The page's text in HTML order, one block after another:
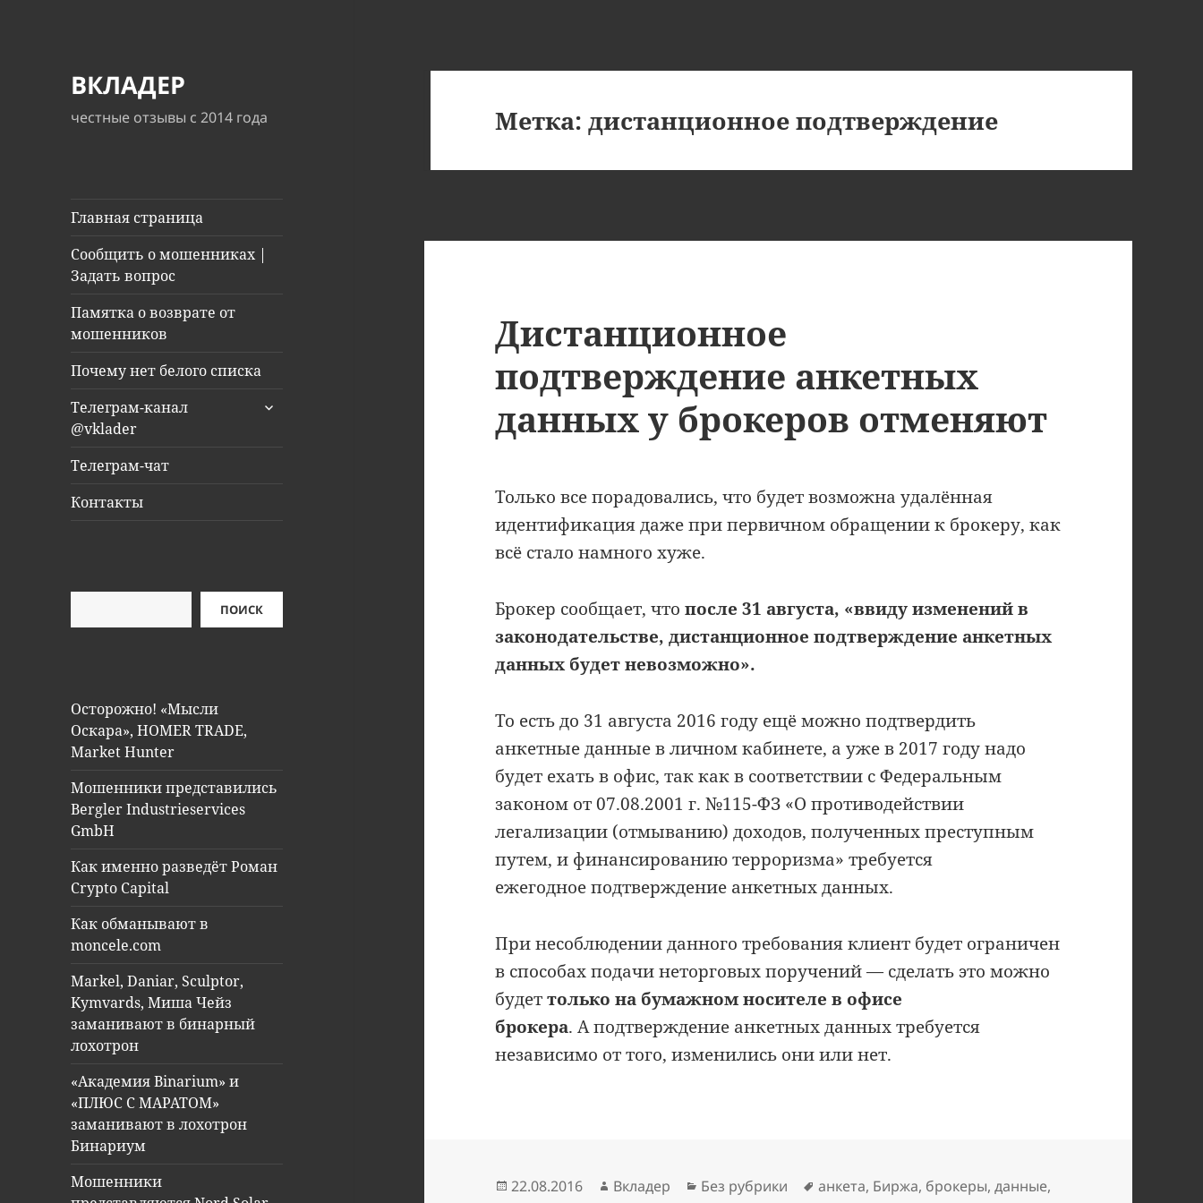
ВКЛАДЕР
честные отзывы с 2014 года
Главная страница
Сообщить о мошенниках |
Задать вопрос
Памятка о возврате от
мошенников
Почему нет белого списка
Телеграм-канал
@vklader
раскрыть
Телеграм-чат
Контакты
ПОИСК
Осторожно! «Мысли
Оскара», HOMER TRADE,
Market Hunter
Мошенники представились
Bergler Industrieservices
GmbH
Как именно разведёт Роман
Crypto Capital
Как обманывают в
moncele.com
Markel, Daniar, Sculptor,
Kymvards, Миша Чейз
заманивают в бинарный
лохотрон
«Академия Binarium» и
«ПЛЮС С МАРАТОМ»
заманивают в лохотрон
Бинариум
Мошенники
Метка:дистанционное подтверждение
Дистанционное
подтверждение анкетных
данных у брокеров отменяют
Только все порадовались, что будет возможна удалённая
идентификация даже при первичном обращении к брокеру, как
всё стало намного хуже.
Брокер сообщает, чтопосле 31 августа, «ввиду изменений в
законодательстве, дистанционное подтверждение анкетных
данных будет невозможно».
То есть до 31 августа 2016 году ещё можно подтвердить
анкетные данные в личном кабинете, а уже в 2017 году надо
будет ехать в офис, так как в соответствии с Федеральным
законом от 07.08.2001 г. №115-ФЗ «О противодействии
легализации (отмыванию) доходов, полученных преступным
путем, и финансированию терроризма» требуется
ежегодное подтверждение анкетных данных.
При несоблюдении данного требования клиент будет ограничен
в способах подачи неторговых поручений — сделать это можно
будеттолько на бумажном носителе в офисе
брокера. А подтверждение анкетных данных требуется
независимо от того, изменились они или нет.
Опубликовано
22.08.2016 Автор
Вкладер Рубрики
Без рубрики Метки
анкета, Биржа, брокеры,данные,